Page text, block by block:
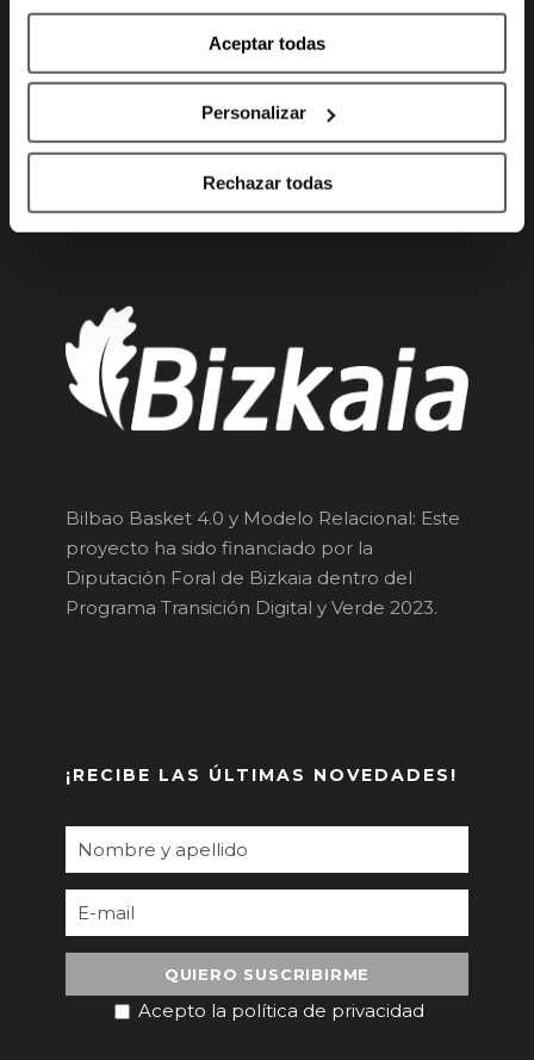
Aceptar todas
Personalizar
Rechazar todas
De lunes a viernes
10:00h - 14:00h y 16:00h - 20:00h
Bilbao Basket 4.0 y Modelo Relacional: Este
proyecto ha sido financiado por la
Diputación Foral de Bizkaia dentro del
Programa Transición Digital y Verde 2023.
¡RECIBE LAS ÚLTIMAS NOVEDADES!
Acepto la política de privacidad